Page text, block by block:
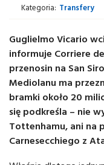
Kategoria: Transfery
Guglielmo Vicario
informuje Corriere
przenosin na San
Mediolanu ma
bramki około 20
się podkreśla – nie
Tottenhamu, ani na
Carnesecchiego z